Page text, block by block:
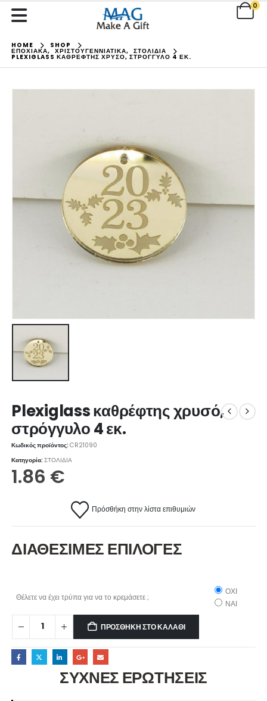
0
HOME SHOP
ΕΠΟΧΙΑΚΑ, ΧΡΙΣΤΟΥΓΕΝΝΙΑΤΙΚΑ, ΣΤΟΛΙΔΙΑ
PLEXIGLASS ΚΑΘΡΈΦΤΗΣ ΧΡΥΣΌ, ΣΤΡΌΓΓΥΛΟ 4 ΕΚ.
Plexiglass καθρέφτης χρυσό,
στρόγγυλο 4 εκ.
Κωδικός προϊόντος:CR21090
Κατηγορία:ΣΤΟΛΙΔΙΑ
1.86 €
Πρόσθήκη στην λίστα επιθυμιών
ΔΙΑΘΕΣΙΜΕΣ ΕΠΙΛΟΓΕΣ
Θέλετε να έχει τρύπα για να το κρεμάσετε ;
ΟΧΙ
ΝΑΙ
ΠΡΟΣΘΉΚΗ ΣΤΟ ΚΑΛΆΘΙ
ΣΥΧΝΕΣ ΕΡΩΤΗΣΕΙΣ